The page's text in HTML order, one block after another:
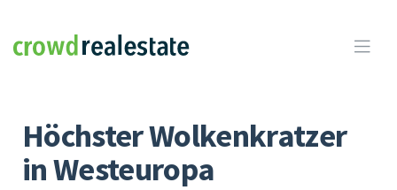
Crowdrealestate 
Höchster Wolkenkratzer
in Westeuropa